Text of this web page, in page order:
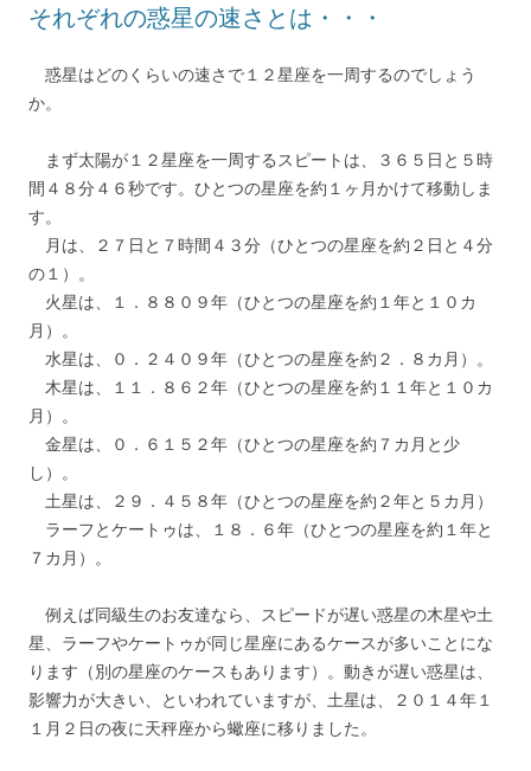
それぞれの惑星の速さとは・・・
惑星はどのくらいの速さで１２星座を一周するのでしょう
か。
まず太陽が１２星座を一周するスピートは、３６５日と５時
間４８分４６秒です。ひとつの星座を約１ヶ月かけて移動しま
す。
月は、２７日と７時間４３分（ひとつの星座を約２日と４分
の１）。
火星は、１．８８０９年（ひとつの星座を約１年と１０カ
月）。
水星は、０．２４０９年（ひとつの星座を約２．８カ月）。
木星は、１１．８６２年（ひとつの星座を約１１年と１０カ
月）。
金星は、０．６１５２年（ひとつの星座を約７カ月と少
し）。
土星は、２９．４５８年（ひとつの星座を約２年と５カ月）
ラーフとケートゥは、１８．６年（ひとつの星座を約１年と
７カ月）。
例えば同級生のお友達なら、スピードが遅い惑星の木星や土
星、ラーフやケートゥが同じ星座にあるケースが多いことにな
ります（別の星座のケースもあります）。動きが遅い惑星は、
影響力が大きい、といわれていますが、土星は、２０１４年１
１月２日の夜に天秤座から蠍座に移りました。